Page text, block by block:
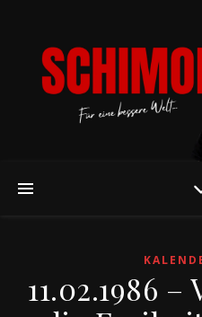
11.02.1986